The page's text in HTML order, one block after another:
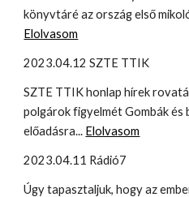
könyvtáré az ország első
Elolvasom
2023.04.12 SZTE TTIK
SZTE TTIK honlap hírek
polgárok figyelmét Gombák és
előadásra... Elolvasom
2023.04.11 Rádió7
Úgy tapasztaljuk, hogy az